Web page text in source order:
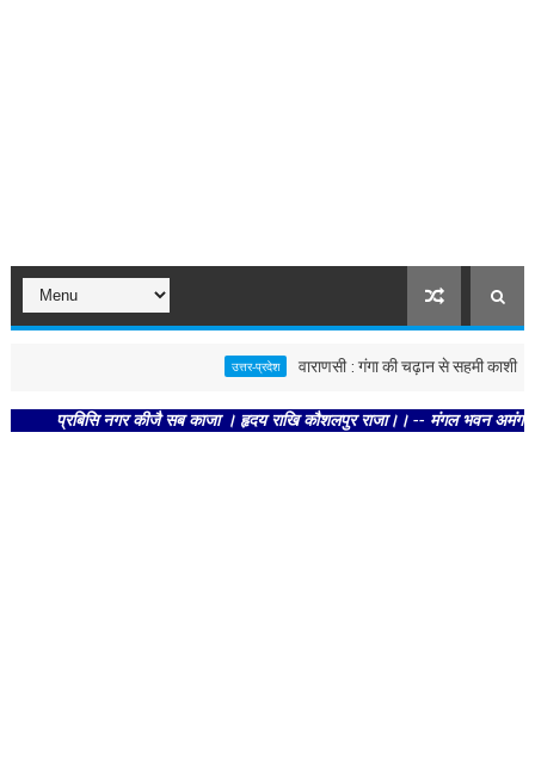
उत्तर-प्रदेश वाराणसी : गंगा की चढ़ान से सहमी काशी : छूने
प्रबिसि नगर कीजै सब काजा । हृदय राखि कौशलपुर राजा।। -- मंगल भवन अमंगल